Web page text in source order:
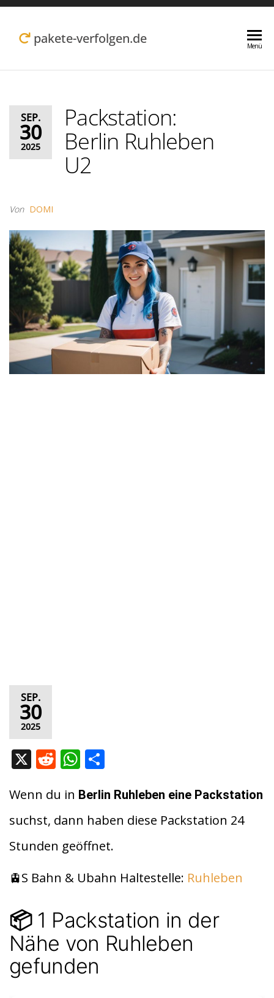
Zum
Inhalt pakete-verfolgen.de Menü
SEP.
30
2025
Packstation:
Berlin Ruhleben
U2
Von DOMI
SEP.
30
2025
X R
d
di
t
W
at
s
A
p
p
le
n
Wenn du in Berlin Ruhleben eine Packstation
suchst, dann haben diese Packstation 24
Stunden geöffnet.
🚊S Bahn & Ubahn Haltestelle: Ruhleben
📦1 Packstation in der
Nähe von Ruhleben
gefunden